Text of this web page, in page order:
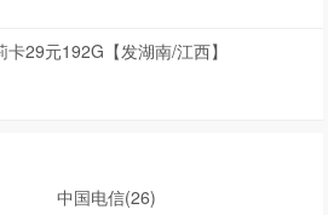
卡29元192G【发湖南/江西】
中国电信(26)